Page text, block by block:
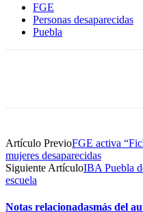
FGE
Personas desaparecidas
Puebla
Artículo PrevioFGE activa
mujeres desaparecidas
Siguiente ArtículoIBA Puebla
escuela
Notas relacionadasmás del